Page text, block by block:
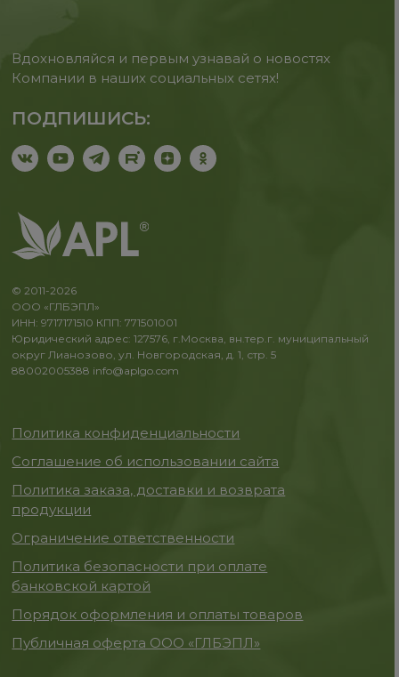
Вдохновляйся и первым узнавай о новостях
Компании в наших социальных сетях!
ПОДПИШИСЬ:
© 2011-2026
ООО «ГЛБЭПЛ»
ИНН: 9717171510 КПП: 771501001
Юридический адрес: 127576, г.Москва, вн.тер.г. муниципальный
округ Лианозово, ул. Новгородская, д. 1, стр. 5
88002005388 info@aplgo.com
Политика конфиденциальности
Соглашение об использовании сайта
Политика заказа, доставки и возврата
продукции
Ограничение ответственности
Политика безопасности при оплате
банковской картой
Порядок оформления и оплаты товаров
Публичная оферта ООО «ГЛБЭПЛ»